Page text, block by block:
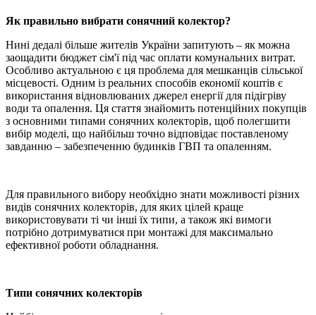
Як правильно вибрати сонячний колектор?
Нині дедалі більше жителів України запитують – як можна
заощадити бюджет сім'ї під час оплати комунальних витрат.
Особливо актуальною є ця проблема для мешканців сільської
місцевості. Одним із реальних способів економії коштів є
використання відновлюваних джерел енергії для підігріву
води та опалення. Ця стаття знайомить потенційних покупців
з основними типами сонячних колекторів, щоб полегшити
вибір моделі, що найбільш точно відповідає поставленому
завданню – забезпеченню будинків ГВП та опаленням.
Для правильного вибору необхідно знати можливості різних
видів сонячних колекторів, для яких цілей краще
використовувати ті чи інші їх типи, а також які вимоги
потрібно дотримуватися при монтажі для максимально
ефективної роботи обладнання.
Типи сонячних колекторів